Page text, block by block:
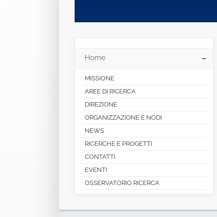
Home
MISSIONE
AREE DI RICERCA
DIREZIONE
ORGANIZZAZIONE E NODI
NEWS
RICERCHE E PROGETTI
CONTATTI
EVENTI
OSSERVATORIO RICERCA